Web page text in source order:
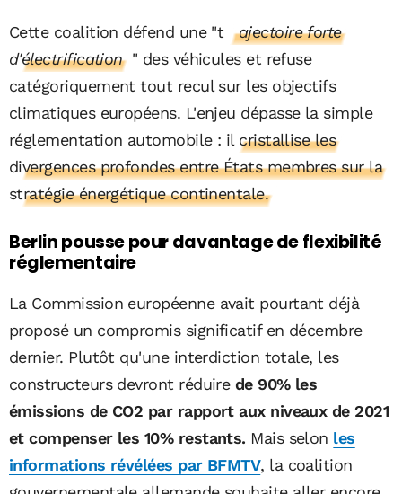
Cette coalition défend une "t
ajectoire forte
d'électrification " des véhicules et refuse
catégoriquement tout recul sur les objectifs
climatiques européens. L'enjeu dépasse la simple
réglementation automobile : il cristallise les
divergences profondes entre États membres sur la
stratégie énergétique continentale.
Berlin pousse pour davantage de flexibilité
réglementaire
La Commission européenne avait pourtant déjà
proposé un compromis significatif en décembre
dernier. Plutôt qu'une interdiction totale, les
constructeurs devront réduire de 90% les
émissions de CO2 par rapport aux niveaux de 2021
et compenser les 10% restants. Mais selon les
informations révélées par BFMTV, la coalition